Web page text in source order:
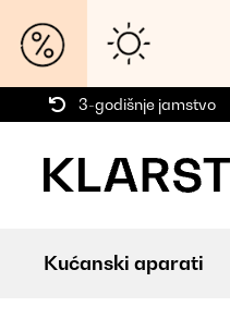
3-godišnje jamstvo
Kućanski aparati